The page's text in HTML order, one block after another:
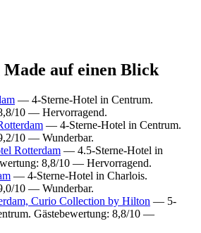
Made auf einen Blick
— 4-Sterne-Hotel in Centrum.
10 — Hervorragend.
— 4-Sterne-Hotel in Centrum.
10 — Wunderbar.
Rotterdam — 4.5-Sterne-Hotel in
8,8/10 — Hervorragend.
— 4-Sterne-Hotel in Charlois.
10 — Wunderbar.
Curio Collection by Hilton — 5-
Gästebewertung: 8,8/10 —